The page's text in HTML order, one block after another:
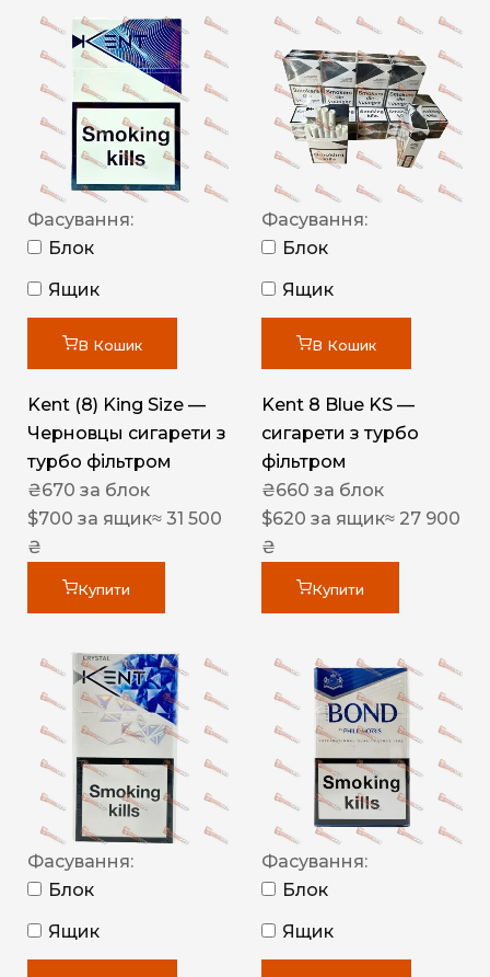
Фасування:
Блок
Ящик
В Кошик
Kent (8) King Size —
Черновцы сигарети з
турбо фільтром
₴670 за блок
$700 за ящик≈ 31 500
₴
Купити
Фасування:
Блок
Ящик
В Кошик
Kent 8 Blue KS —
сигарети з турбо
фільтром
₴660 за блок
$620 за ящик≈ 27 900
₴
Купити
Фасування:
Блок
Ящик
Фасування:
Блок
Ящик